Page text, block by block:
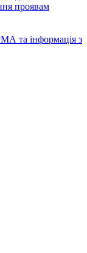
проявам
та інформація з